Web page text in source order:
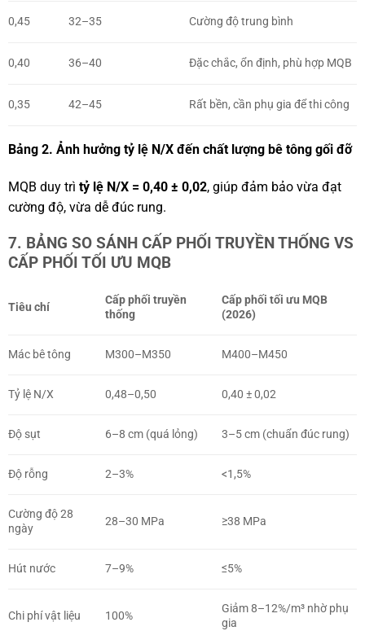
0,45 32–35 Cường độ trung bình
0,40 36–40 Đặc chắc, ổn định, phù hợp MQB
0,35 42–45 Rất bền, cần phụ gia để thi công
Bảng 2. Ảnh hưởng tỷ lệ N/X đến chất lượng bê tông gối đỡ
MQB duy trì tỷ lệ N/X = 0,40 ± 0,02, giúp đảm bảo vừa đạt
cường độ, vừa dễ đúc rung.
7. BẢNG SO SÁNH CẤP PHỐI TRUYỀN THỐNG VS
CẤP PHỐI TỐI ƯU MQB
Tiêu chí
Cấp phối truyền
thống
Cấp phối tối ưu MQB
(2026)
Mác bê tông M300–M350 M400–M450
Tỷ lệ N/X 0,48–0,50 0,40 ± 0,02
Độ sụt 6–8 cm (quá lỏng) 3–5 cm (chuẩn đúc rung)
Độ rỗng 2–3% <1,5%
Cường độ 28
ngày
28–30 MPa ≥38 MPa
Hút nước 7–9% ≤5%
Chi phí vật liệu 100%
Giảm 8–12%/m³ nhờ phụ
gia